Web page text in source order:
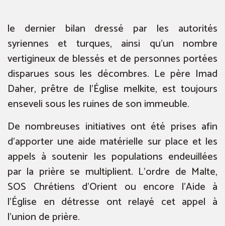
le dernier bilan dressé par les autorités
syriennes et turques, ainsi qu’un nombre
vertigineux de blessés et de personnes portées
disparues sous les décombres. Le père Imad
Daher, prêtre de l’Église melkite, est toujours
enseveli sous les ruines de son immeuble.
De nombreuses initiatives ont été prises afin
d’apporter une aide matérielle sur place et les
appels à soutenir les populations endeuillées
par la prière se multiplient. L’ordre de Malte,
SOS Chrétiens d’Orient ou encore l’Aide à
l’Église en détresse ont relayé cet appel à
l’union de prière.